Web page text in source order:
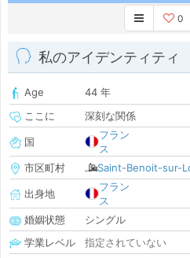
0
私のアイデンティティ
Age
44 年
ここに
深刻な関係
国
フラン
ス
市区町村
Saint-Benoit-sur-
出身地
フラン
ス
婚姻状態
シングル
学業レベル
指定されていない